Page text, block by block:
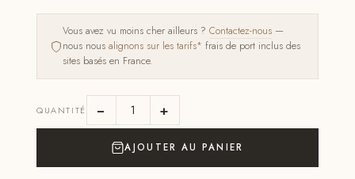
Vous avez vu moins cher ailleurs ?Contactez-nous —
nous nousalignons sur les tarifs* frais de port inclus des
sites basés en France.
QUANTITÉ − +
AJOUTER AU PANIER